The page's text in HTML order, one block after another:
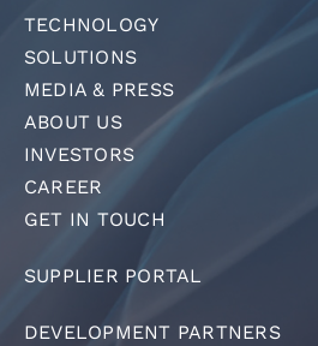
TECHNOLOGY
SOLUTIONS
MEDIA & PRESS
ABOUT US
INVESTORS
CAREER
GET IN TOUCH
SUPPLIER PORTAL
DEVELOPMENT PARTNERS